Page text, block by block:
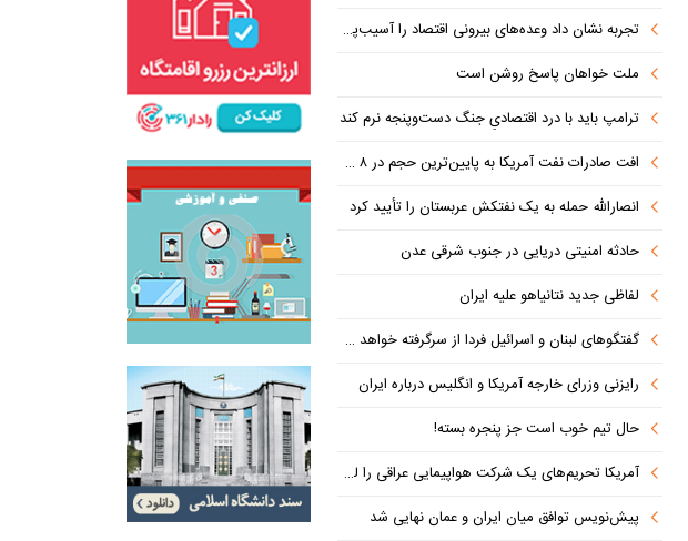
تجربه نشان داد وعده‌های بیرونی اقتصاد را آسیب‌پذیرتر می‌کند
ملت خواهان پاسخ روشن است
ترامپ باید با درد اقتصادیِ جنگ دست‌و‌پنجه نرم کند
افت صادرات نفت آمریکا به پایین‌ترین حجم در ۸ ماه اخیر
انصارالله حمله به یک نفتکش عربستان را تأیید کرد
حادثه امنیتی دریایی در جنوب شرقی عدن
لفاظی جدید نتانیاهو علیه ایران
گفتگوهای لبنان و اسرائیل فردا از سرگرفته خواهد شد!
رایزنی وزرای خارجه آمریکا و انگلیس درباره ایران
حال تیم خوب است جز پنجره بسته!
آمریکا تحریم‌های یک شرکت هواپیمایی عراقی را لغو کرد
پیش‌نویس توافق میان ایران و عمان نهایی شد